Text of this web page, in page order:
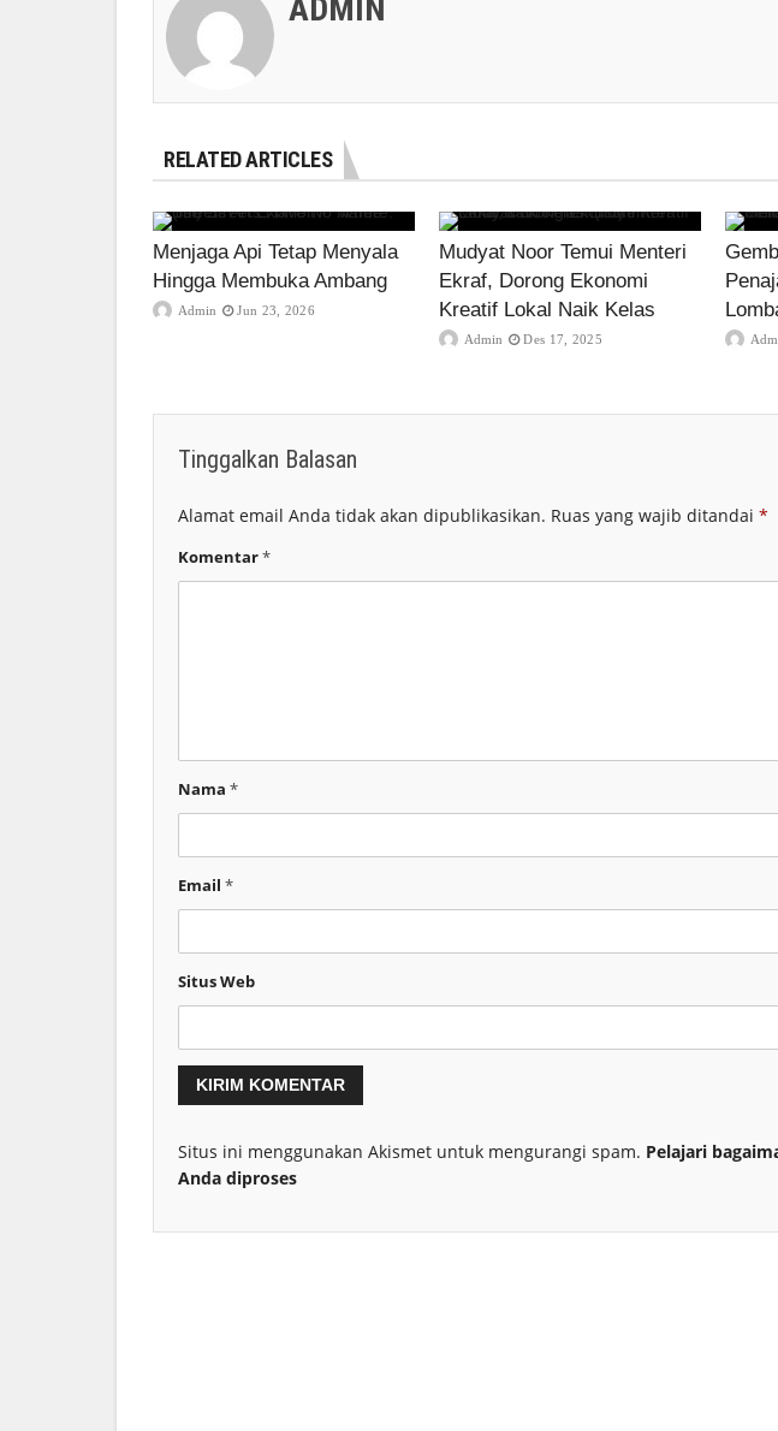
ADMIN
RELATED ARTICLES
Menjaga Api Tetap Menyala
Hingga Membuka Ambang
Admin Jun 23, 2026
Mudyat Noor Temui Menteri
Ekraf, Dorong Ekonomi
Kreatif Lokal Naik Kelas
Admin Des 17, 2025
Tinggalkan Balasan
Alamat email Anda tidak akan dipublikasikan. Ruas yang wajib ditandai *
Komentar*
Nama *
Email *
Situs Web
Situs ini menggunakan Akismet untuk mengurangi spam. Pelajari
Anda diproses